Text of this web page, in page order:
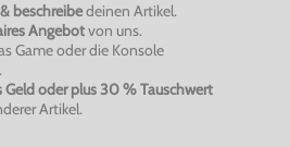
beschreibedeinen Artikel.
Angebotvon uns.
Game oder die Konsole
Geld oder plus 30 % Tauschwert
Artikel.